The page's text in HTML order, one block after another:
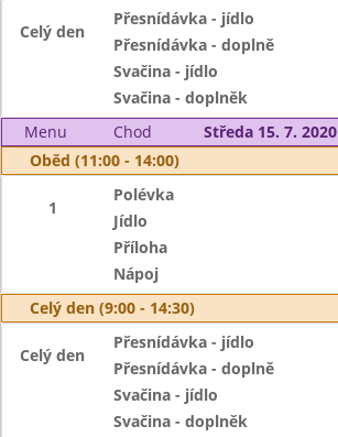
Celý den
Přesnídávka - jídlo
Přesnídávka - doplně
Svačina - jídlo
Svačina - doplněk
Menu
Chod
Středa 15. 7. 2020
Oběd (11:00 - 14:00)
1
Polévka
Jídlo
Příloha
Nápoj
Celý den (9:00 - 14:30)
Celý den
Přesnídávka - jídlo
Přesnídávka - doplně
Svačina - jídlo
Svačina - doplněk